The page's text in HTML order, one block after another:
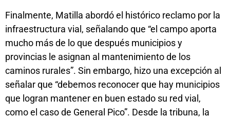
Finalmente, Matilla abordó el histórico reclamo por la
infraestructura vial, señalando que “el campo aporta
mucho más de lo que después municipios y
provincias le asignan al mantenimiento de los
caminos rurales”. Sin embargo, hizo una excepción al
señalar que “debemos reconocer que hay municipios
que logran mantener en buen estado su red vial,
como el caso de General Pico”. Desde la tribuna, la